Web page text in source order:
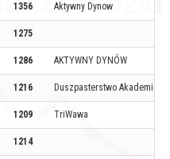
1356 Aktywny Dynow
1275
1286 AKTYWNY DYNÓW
1216 Duszpasterstwo
1209 TriWawa
1214